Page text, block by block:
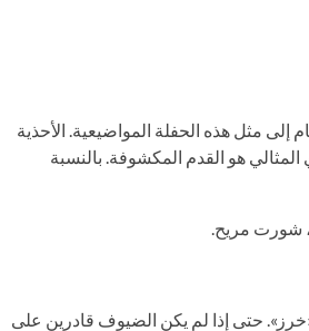
مثل هذه الحفلة المواضيعية. الأحذية
هو القدم المكشوفة. بالنسبة
، شورت مريح.
حتى إذا لم يكن الضيوف قادرين على